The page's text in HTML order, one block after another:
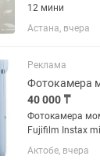
12 мини
Астана, вчера
Реклама
40 000 ₸
Фотокамера
Fujifilm Instax
картриджа/
Актобе, вчера